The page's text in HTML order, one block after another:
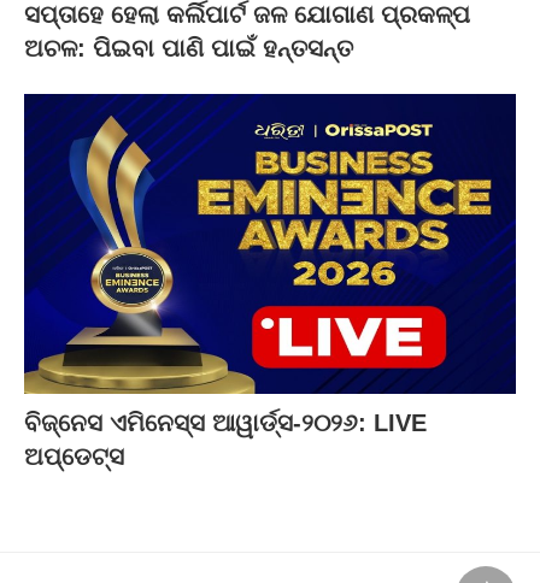
ସପ୍ତାହେ ହେଲା କର୍ଲିପାର୍ଟ ଜଳ ଯୋଗାଣ ପ୍ରକଳ୍ପ
ଅଚଳ: ପିଇବା ପାଣି ପାଇଁ ହନ୍ତସନ୍ତ
ବିଜ୍‌ନେସ ଏମିନେସ୍ସ ଆୱାର୍ଡ୍ସ-୨୦୨୬: LIVE
ଅପ୍‌ଡେଟ୍ସ